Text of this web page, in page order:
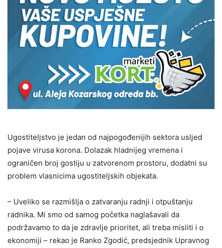
Ugostiteljstvo je jedan od najpogođenijih sektora usljed
pojave virusa korona. Dolazak hladnijeg vremena i
ograničen broj gostiju u zatvorenom prostoru, dodatni su
problem vlasnicima ugostiteljskih objekata.
– Uveliko se razmišlja o zatvaranju radnji i otpuštanju
radnika. Mi smo od samog početka naglašavali da
podržavamo to da je zdravlje prioritet, ali treba misliti i o
ekonomiji – rekao je Ranko Zgodić, predsjednik Upravnog